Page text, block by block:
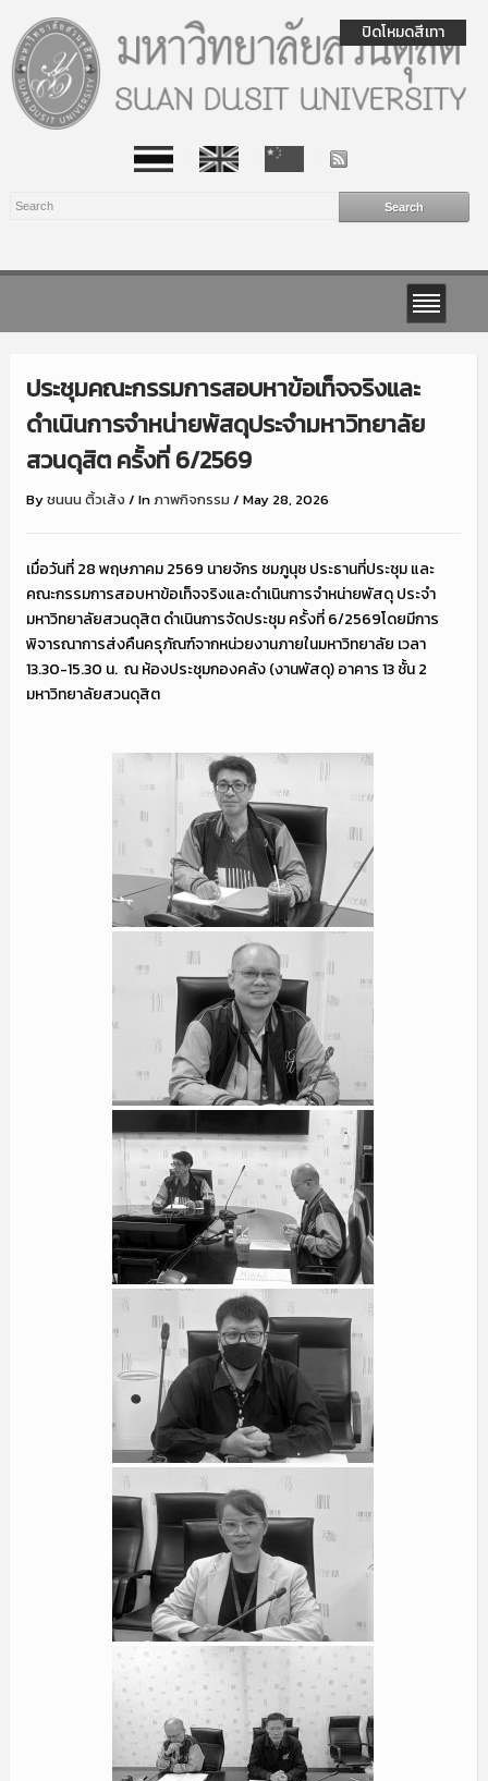
ประชุมคณะกรรมการสอบหาข้อเท็จจริงและ
ดำเนินการจำหน่ายพัสดุประจำมหาวิทยาลัย
สวนดุสิต ครั้งที่ 6/2569
Byชนนน ติ้วเส้ง / Inภาพกิจกรรม / May 28, 2026
เมื่อวันที่ 28 พฤษภาคม 2569 นายจักร ชมภูนุช ประธานที่ประชุม และ
คณะกรรมการสอบหาข้อเท็จจริงและดำเนินการจำหน่ายพัสดุ ประจำ
มหาวิทยาลัยสวนดุสิต ดำเนินการจัดประชุม ครั้งที่ 6/2569โดยมีการ
พิจารณาการส่งคืนครุภัณฑ์จากหน่วยงานภายในมหาวิทยาลัย เวลา
13.30-15.30 น. ณ ห้องประชุมกองคลัง (งานพัสดุ) อาคาร 13 ชั้น 2
มหาวิทยาลัยสวนดุสิต
ปิดโหมดสีเทา